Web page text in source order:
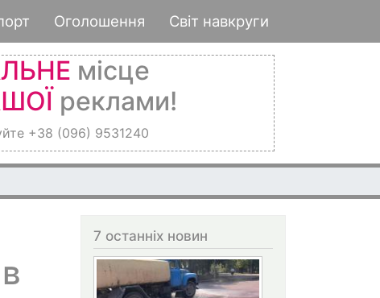
Оголошення Світ навкруги
місце
реклами!
+38 (096) 9531240
7 останніх новин